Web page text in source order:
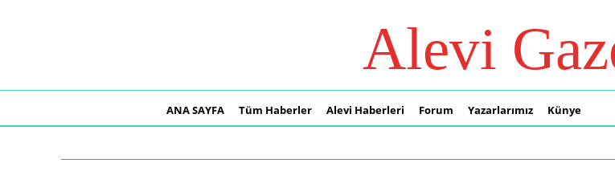
Alevi
ANA SAYFA Tüm Haberler Alevi Haberleri Forum Yazarlarımız Künye